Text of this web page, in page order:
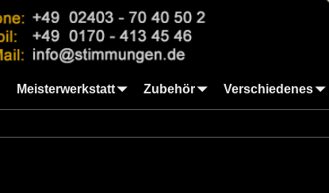
Meisterwerkstatt Zubehör Verschiedenes